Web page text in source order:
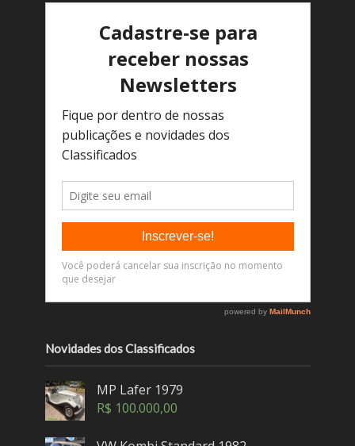
Novidades dos Classificados
MP Lafer 1979
R$ 100.000,00